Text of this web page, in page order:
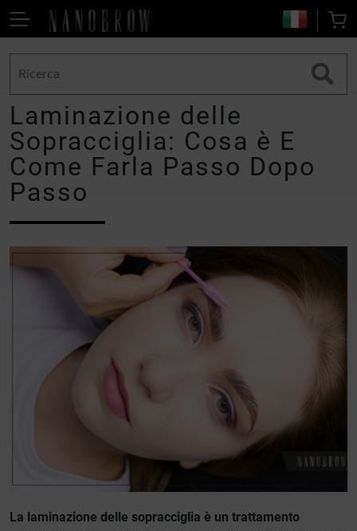
Laminazione delle
Sopracciglia: Cosa è E
Come Farla Passo Dopo
Passo
La laminazione delle sopracciglia è un trattamento